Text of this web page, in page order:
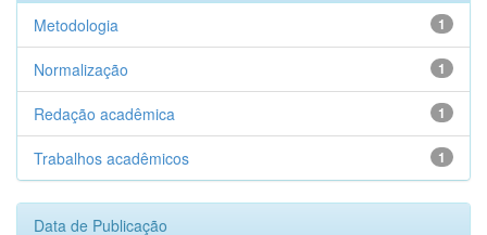
1
Metodologia
1
Normalização
1
Redação acadêmica
1
Trabalhos acadêmicos
Data de Publicação